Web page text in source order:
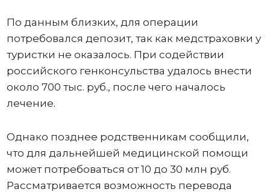
По данным близких, для операции
потребовался депозит, так как медстраховки у
туристки не оказалось. При содействии
российского генконсульства удалось внести
около 700 тыс. руб., после чего началось
лечение.
Однако позднее родственникам сообщили,
что для дальнейшей медицинской помощи
может потребоваться от 10 до 30 млн руб.
Рассматривается возможность перевода